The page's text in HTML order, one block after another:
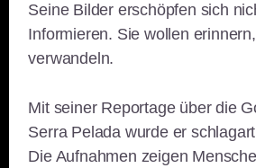
Seine Bilder erschöpfen sich
Informieren. Sie wollen
verwandeln.
Mit seiner Reportage über die
Serra Pelada wurde er
Die Aufnahmen zeigen